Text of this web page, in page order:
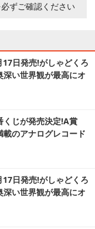
ずご確認ください
日発売!がしゃどくろ
い世界観が最高にオ
くじが発売決定!A賞
のアナログレコード
日発売!がしゃどくろ
い世界観が最高にオ